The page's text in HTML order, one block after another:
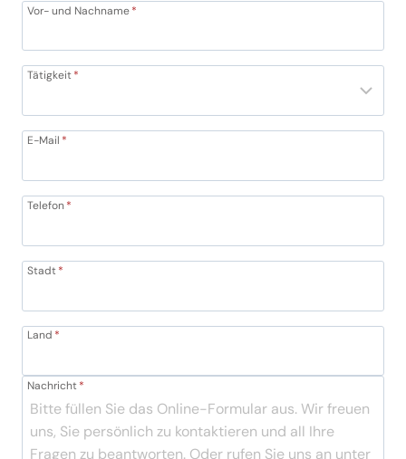
Vor- und Nachname*
Tätigkeit*
E-Mail *
Telefon*
Stadt*
Land *
Nachricht*